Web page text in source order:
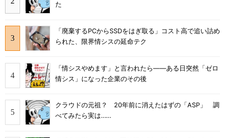
た
「廃棄するPCからSSDをはぎ取る」コスト高で追い詰め
られた、限界情シスの延命テク
「情シスやめます」と言われたら――ある日突然「ゼロ
情シス」になった企業のその後
クラウドの元祖？ 20年前に消えたはずの「ASP」 調
べてみたら実は……